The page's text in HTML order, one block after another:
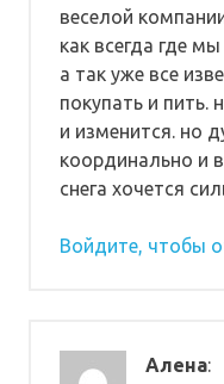
веселой
как всегда где
а так уже все
покупать и пить.
и изменится. но
координально и
снега хочется
Войдите, чтобы
Алена: